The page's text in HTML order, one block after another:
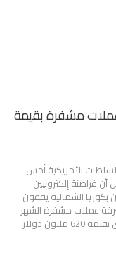
مشفرة بقيمة
الأمريكية أمس
قراصنة إلكترونيين
بكوريا الشمالية يقفون
عملات مشفرة الشهر
مليون دولار